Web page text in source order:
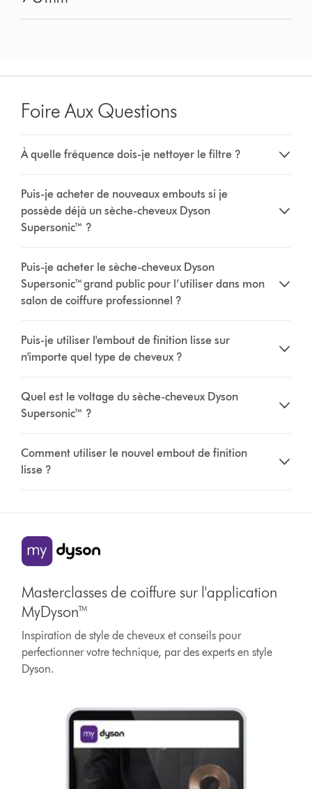
Foire Aux Questions
À quelle fréquence dois-je nettoyer le filtre ?
Puis-je acheter de nouveaux embouts si je
possède déjà un sèche-cheveux Dyson
Supersonic™ ?
Puis-je acheter le sèche-cheveux Dyson
Supersonic™ grand public pour l’utiliser dans mon
salon de coiffure professionnel ?
Puis-je utiliser l'embout de finition lisse sur
n'importe quel type de cheveux ?
Quel est le voltage du sèche-cheveux Dyson
Supersonic™ ?
Comment utiliser le nouvel embout de finition
lisse ?
Masterclasses de coiffure sur l'application
MyDyson™
Inspiration de style de cheveux et conseils pour
perfectionner votre technique, par des experts en style
Dyson.